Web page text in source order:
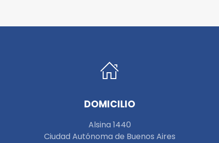
DOMICILIO
Alsina 1440
Ciudad Autónoma de Buenos Aires